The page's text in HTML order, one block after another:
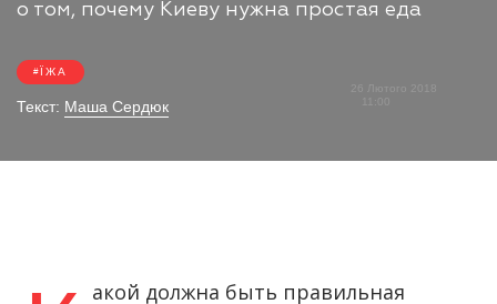
о том, почему Киеву нужна простая еда
ЇЖА
Текст: Маша Сердюк
26 Лютого 2018
акой должна быть правильная